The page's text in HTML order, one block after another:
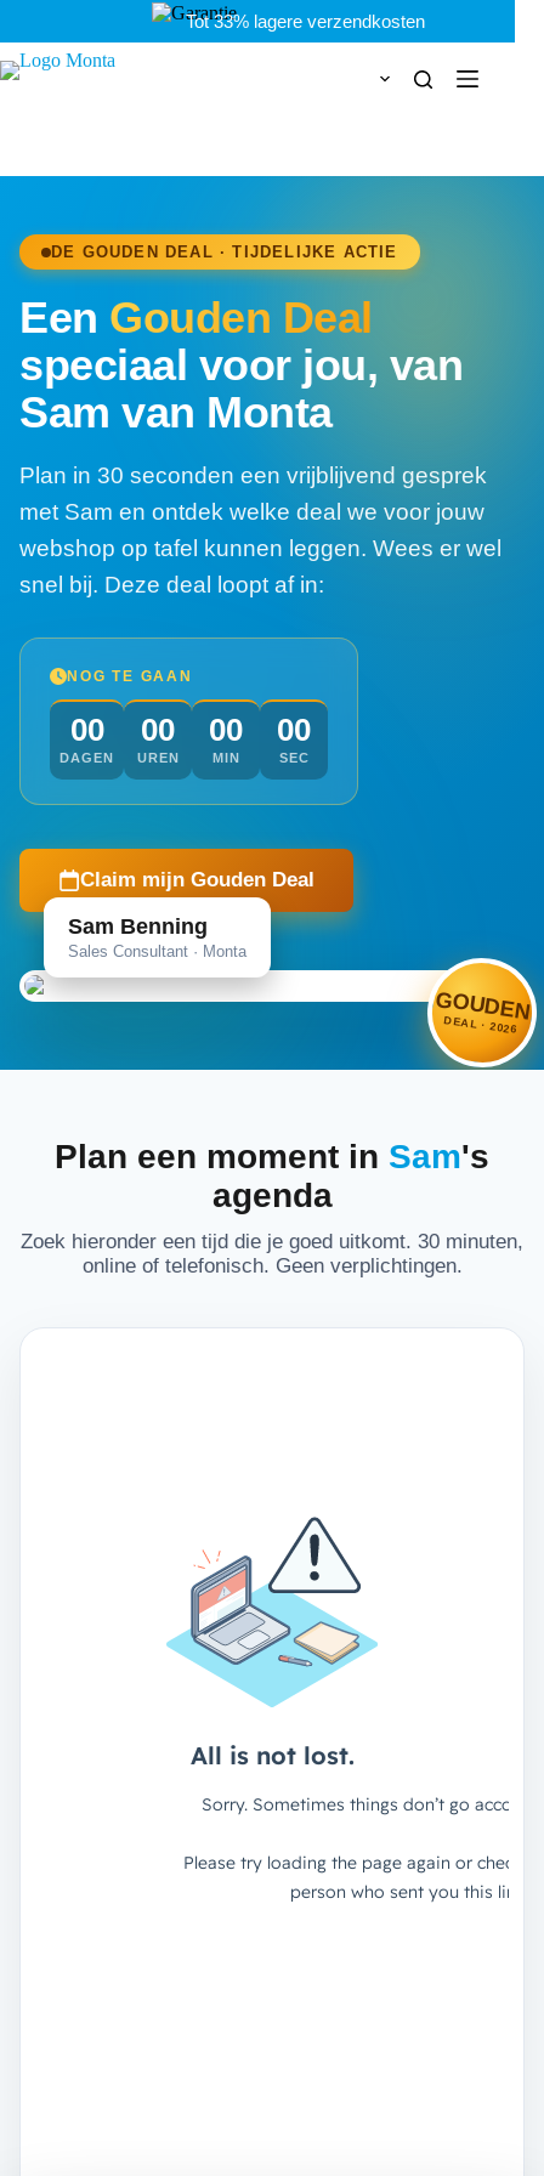
inhoud
Tot 33% lagere verzendkosten
DE GOUDEN DEAL · TIJDELIJKE ACTIE
Een Gouden Deal
speciaal voor jou, van
Sam van Monta
Plan in 30 seconden een vrijblijvend gesprek
met Sam en ontdek welke deal we voor jouw
webshop op tafel kunnen leggen. Wees er wel
snel bij. Deze deal loopt af in:
NOG TE GAAN
00
DAGEN
00
UREN
00
MIN
00
SEC
Claim mijn Gouden Deal
GOUDEN
DEAL · 2026
Sam Benning
Sales Consultant · Monta
Plan een moment in Sam's
agenda
Zoek hieronder een tijd die je goed uitkomt. 30 minuten,
online of telefonisch. Geen verplichtingen.